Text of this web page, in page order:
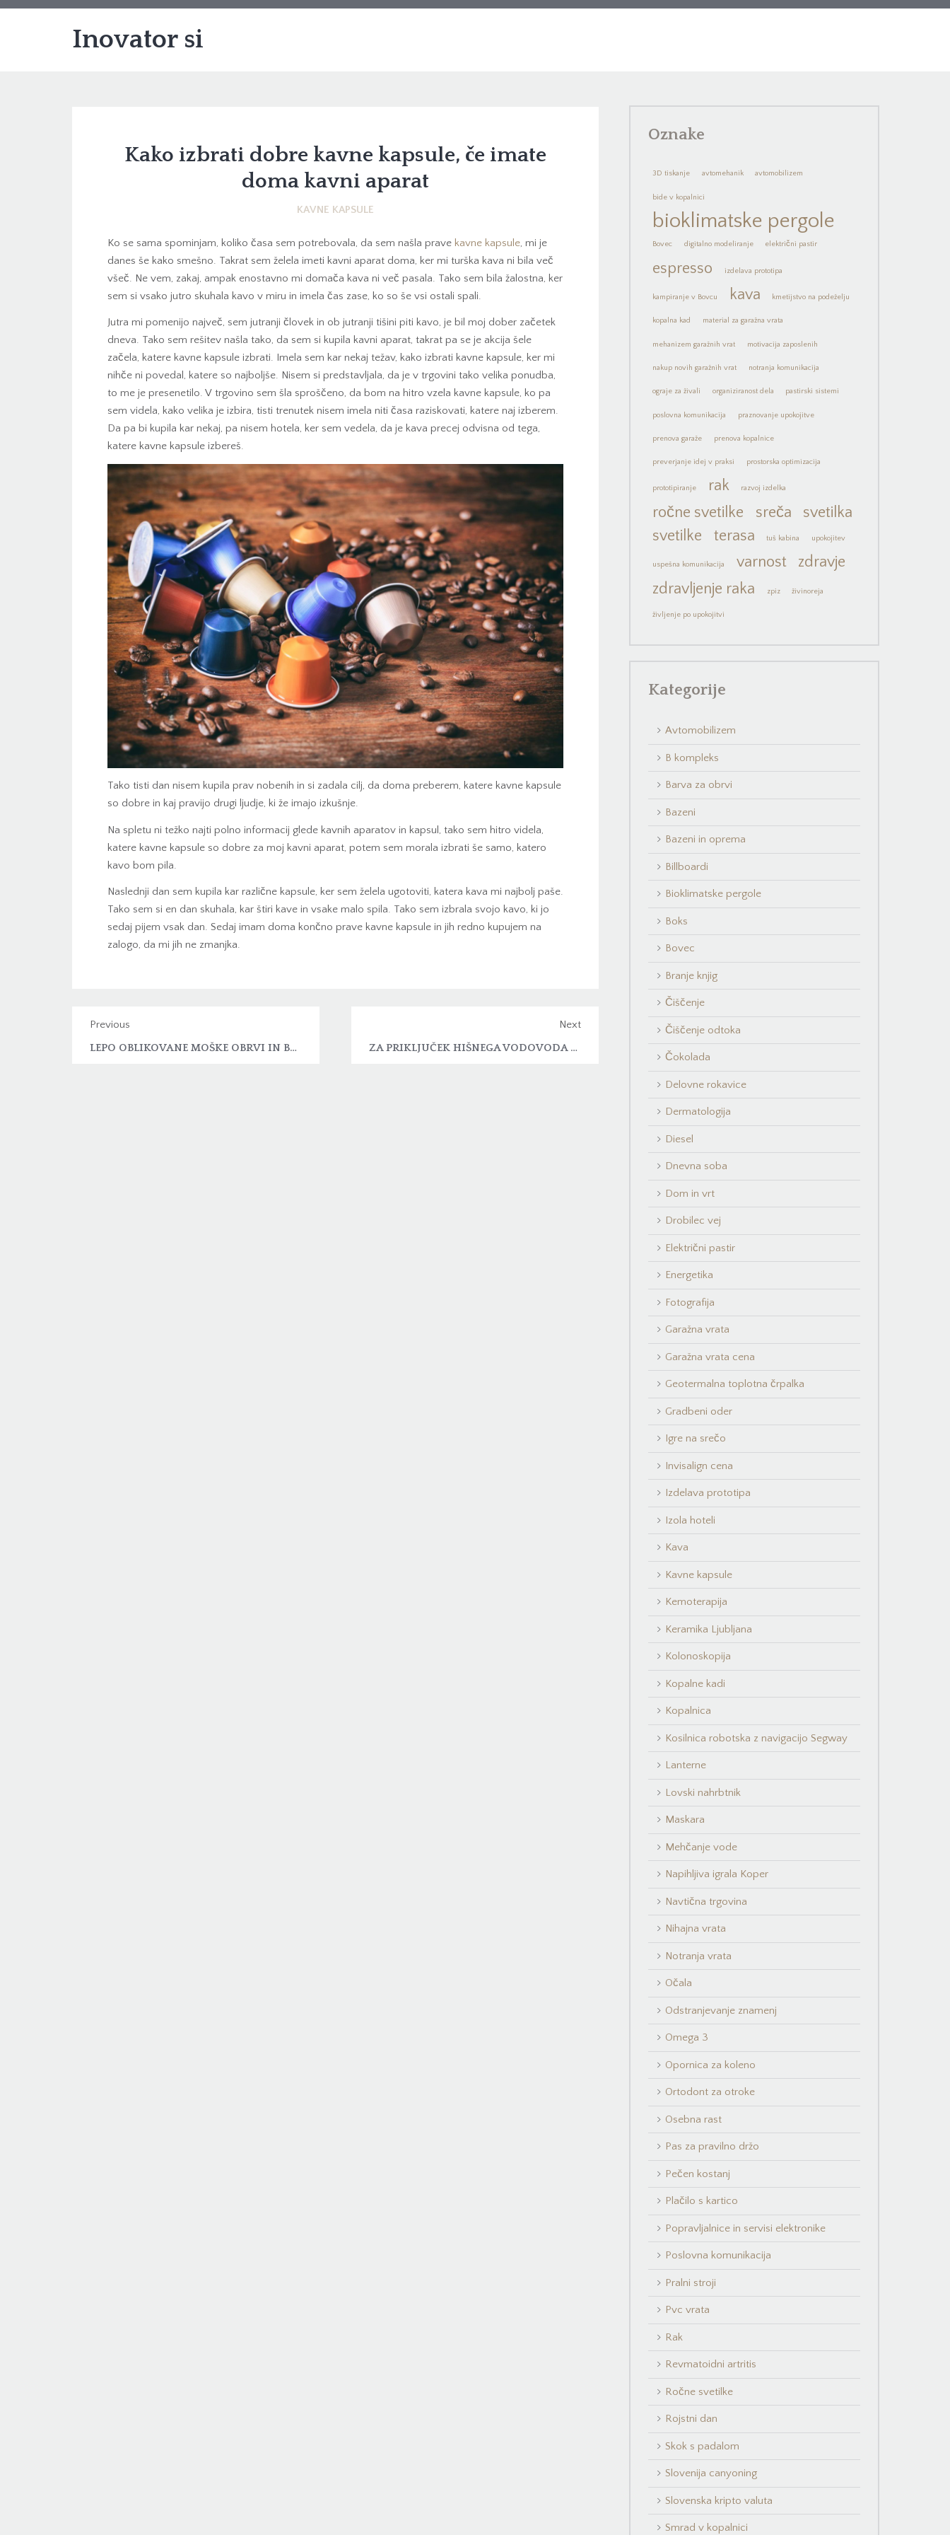
Inovator si
Kako izbrati dobre kavne kapsule, če imate
doma kavni aparat
KAVNE KAPSULE
Ko se sama spominjam, koliko časa sem potrebovala, da sem našla prave kavne kapsule, mi je
danes še kako smešno. Takrat sem želela imeti kavni aparat doma, ker mi turška kava ni bila več
všeč. Ne vem, zakaj, ampak enostavno mi domača kava ni več pasala. Tako sem bila žalostna, ker
sem si vsako jutro skuhala kavo v miru in imela čas zase, ko so še vsi ostali spali.
Jutra mi pomenijo največ, sem jutranji človek in ob jutranji tišini piti kavo, je bil moj dober začetek
dneva. Tako sem rešitev našla tako, da sem si kupila kavni aparat, takrat pa se je akcija šele
začela, katere kavne kapsule izbrati. Imela sem kar nekaj težav, kako izbrati kavne kapsule, ker mi
nihče ni povedal, katere so najboljše. Nisem si predstavljala, da je v trgovini tako velika ponudba,
to me je presenetilo. V trgovino sem šla sproščeno, da bom na hitro vzela kavne kapsule, ko pa
sem videla, kako velika je izbira, tisti trenutek nisem imela niti časa raziskovati, katere naj izberem.
Da pa bi kupila kar nekaj, pa nisem hotela, ker sem vedela, da je kava precej odvisna od tega,
katere kavne kapsule izbereš.
Tako tisti dan nisem kupila prav nobenih in si zadala cilj, da doma preberem, katere kavne kapsule
so dobre in kaj pravijo drugi ljudje, ki že imajo izkušnje.
Na spletu ni težko najti polno informacij glede kavnih aparatov in kapsul, tako sem hitro videla,
katere kavne kapsule so dobre za moj kavni aparat, potem sem morala izbrati še samo, katero
kavo bom pila.
Naslednji dan sem kupila kar različne kapsule, ker sem želela ugotoviti, katera kava mi najbolj paše.
Tako sem si en dan skuhala, kar štiri kave in vsake malo spila. Tako sem izbrala svojo kavo, ki jo
sedaj pijem vsak dan. Sedaj imam doma končno prave kavne kapsule in jih redno kupujem na
zalogo, da mi jih ne zmanjka.
Previous
LEPO OBLIKOVANE MOŠKE OBRVI IN BARVA ZA OBRVI
Next
ZA PRIKLJUČEK HIŠNEGA VODOVODA NA JAVNI VODOVOD POSKRBI UPRAVLJALEC VODOVODNEGA OMREŽJA
Oznake
3D tiskanje avtomehanik avtomobilizem
bide v kopalnici
bioklimatske pergole
Bovec digitalno modeliranje električni pastir
espresso izdelava prototipa
kampiranje v Bovcu kava kmetijstvo na podeželju
kopalna kad material za garažna vrata
mehanizem garažnih vrat motivacija zaposlenih
nakup novih garažnih vrat notranja komunikacija
ograje za živali organiziranost dela pastirski sistemi
poslovna komunikacija praznovanje upokojitve
prenova garaže prenova kopalnice
preverjanje idej v praksi prostorska optimizacija
prototipiranje rak razvoj izdelka
ročne svetilke sreča
svetilka
svetilke
terasa tuš kabina upokojitev
uspešna komunikacija varnost
zdravje
zdravljenje raka
zpiz živinoreja
življenje po upokojitvi
Kategorije
Avtomobilizem
B kompleks
Barva za obrvi
Bazeni
Bazeni in oprema
Billboardi
Bioklimatske pergole
Boks
Bovec
Branje knjig
Čiščenje
Čiščenje odtoka
Čokolada
Delovne rokavice
Dermatologija
Diesel
Dnevna soba
Dom in vrt
Drobilec vej
Električni pastir
Energetika
Fotografija
Garažna vrata
Garažna vrata cena
Geotermalna toplotna črpalka
Gradbeni oder
Igre na srečo
Invisalign cena
Izdelava prototipa
Izola hoteli
Kava
Kavne kapsule
Kemoterapija
Keramika Ljubljana
Kolonoskopija
Kopalne kadi
Kopalnica
Kosilnica robotska z navigacijo Segway
Lanterne
Lovski nahrbtnik
Maskara
Mehčanje vode
Napihljiva igrala Koper
Navtična trgovina
Nihajna vrata
Notranja vrata
Očala
Odstranjevanje znamenj
Omega 3
Opornica za koleno
Ortodont za otroke
Osebna rast
Pas za pravilno držo
Pečen kostanj
Plačilo s kartico
Popravljalnice in servisi elektronike
Poslovna komunikacija
Pralni stroji
Pvc vrata
Rak
Revmatoidni artritis
Ročne svetilke
Rojstni dan
Skok s padalom
Slovenija canyoning
Slovenska kripto valuta
Smrad v kopalnici